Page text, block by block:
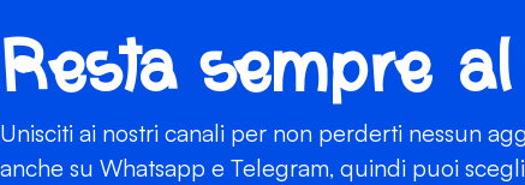
Resta sempre
Unisciti ai nostri canali per non perderti nessun
anche su Whatsapp e Telegram, quindi puoi